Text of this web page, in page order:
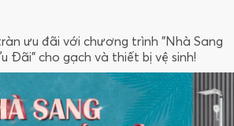
ưu đãi với chương trình "Nhà Sang
Đãi" cho gạch và thiết bị vệ sinh!